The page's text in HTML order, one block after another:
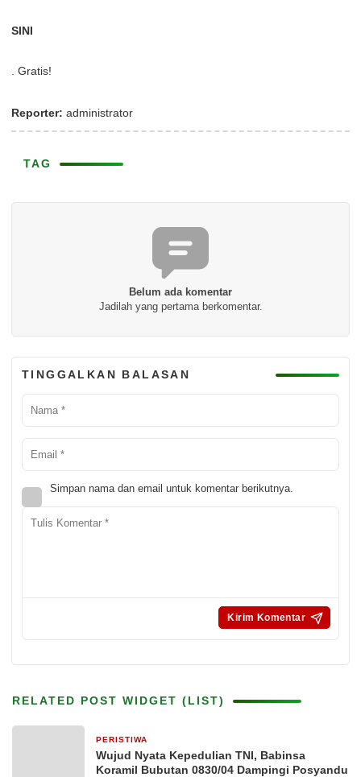
SINI
. Gratis!
Reporter: administrator
TAG
Belum ada komentar
Jadilah yang pertama berkomentar.
TINGGALKAN BALASAN
Simpan nama dan email untuk komentar berikutnya.
RELATED POST WIDGET (LIST)
PERISTIWA
Wujud Nyata Kepedulian TNI, Babinsa
Koramil Bubutan 0830/04 Dampingi Posyandu